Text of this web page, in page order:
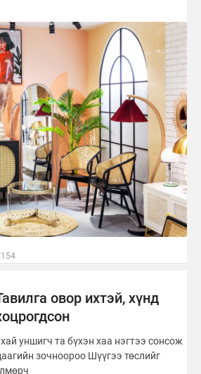
овор ихтэй, хүнд
уншигч та бүхэн хаа нэгтээ сонсож
зочноороо Шүүгээ төслийг